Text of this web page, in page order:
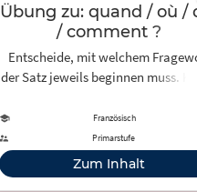
Übung zu: quand / où /
/ comment ?
Entscheide, mit welchem
der Satz jeweils beginnen muss.
entsprechenden Satz an. Bei der
richtigen Zuordnung erscheint ein
Puzzleteil.
Französisch
Primarstufe
Zum Inhalt